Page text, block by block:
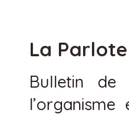
La Parlote
Bulletin de